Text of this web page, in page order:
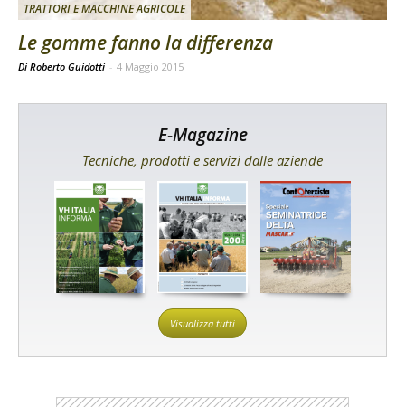
TRATTORI E MACCHINE AGRICOLE
Le gomme fanno la differenza
Di Roberto Guidotti - 4 Maggio 2015
E-Magazine
Tecniche, prodotti e servizi dalle aziende
Visualizza tutti